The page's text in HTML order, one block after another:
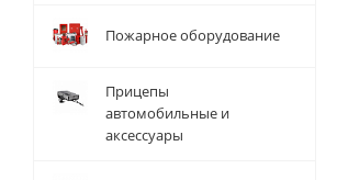
Пожарное оборудование
Прицепы
автомобильные и
аксессуары